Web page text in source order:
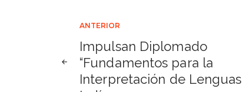
Navegación
de
ANTERIOR
Impulsan Diplomado
“Fundamentos para la
Interpretación de Lenguas